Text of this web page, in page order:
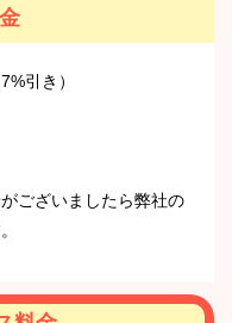
引き）
ございましたら弊社の